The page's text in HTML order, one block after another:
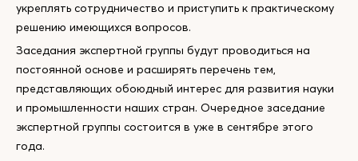
укреплять сотрудничество и приступить к практическому
решению имеющихся вопросов.
Заседания экспертной группы будут проводиться на
постоянной основе и расширять перечень тем,
представляющих обоюдный интерес для развития науки
и промышленности наших стран. Очередное заседание
экспертной группы состоится в уже в сентябре этого
года.